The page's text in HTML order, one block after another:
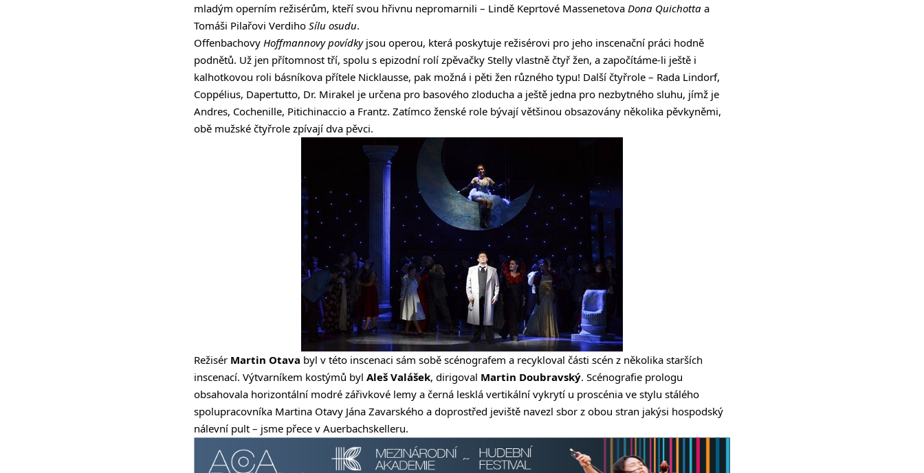
mladým operním režisérům, kteří svou hřivnu nepromarnili – Lindě Keprtové Massenetova Dona Quichotta a
Tomáši Pilařovi Verdiho Sílu osudu.
Offenbachovy Hoffmannovy povídkyjsou operou, která poskytuje režisérovi pro jeho inscenační práci hodně
podnětů. Už jen přítomnost tří, spolu s epizodní rolí zpěvačky Stelly vlastně čtyř žen, a započítáme-li ještě i
kalhotkovou roli básníkova přítele Nicklausse, pak možná i pěti žen různého typu! Další čtyřrole – Rada Lindorf,
Coppélius, Dapertutto, Dr. Mirakel je určena pro basového zloducha a ještě jedna pro nezbytného sluhu, jímž je
Andres, Cochenille, Pitichinaccio a Frantz. Zatímco ženské role bývají většinou obsazovány několika pěvkyněmi,
obě mužské čtyřrole zpívají dva pěvci.
Režisér Martin Otava byl v této inscenaci sám sobě scénografem a recykloval části scén z několika starších
inscenací. Výtvarníkem kostýmů byl Aleš Valášek, dirigoval Martin Doubravský. Scénografie prologu
obsahovala horizontální modré zářivkové lemy a černá lesklá vertikální vykrytí u proscénia ve stylu stálého
spolupracovníka Martina Otavy Jána Zavarského a doprostřed jeviště navezl sbor z obou stran jakýsi hospodský
nálevní pult – jsme přece v Auerbachskelleru.